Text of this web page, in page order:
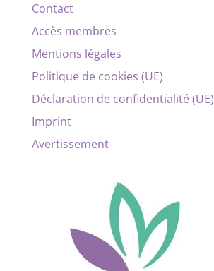
Contact
Accès membres
Mentions légales
Politique de cookies (UE)
Déclaration de confidentialité (UE)
Imprint
Avertissement